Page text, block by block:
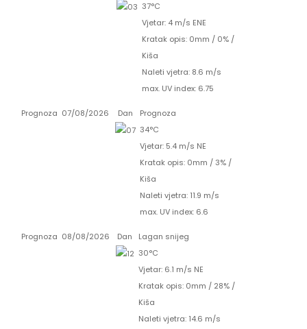
37°C
Vjetar: 4 m/s ENE
Kratak opis: 0mm / 0%/
Kiša
Naleti vjetra: 8.6 m/s
max. UV index: 6.75
Prognoza 07/08/2026 Dan
Prognoza
34°C
Vjetar: 5.4 m/s NE
Kratak opis: 0mm /3%/
Kiša
Naleti vjetra: 11.9 m/s
max. UV index: 6.6
Prognoza 08/08/2026 Dan
Lagan snijeg
30°C
Vjetar: 6.1 m/s NE
Kratak opis: 0mm / 28%/
Kiša
Naleti vjetra: 14.6 m/s